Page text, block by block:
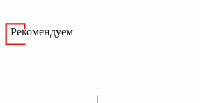
Рекомендуем